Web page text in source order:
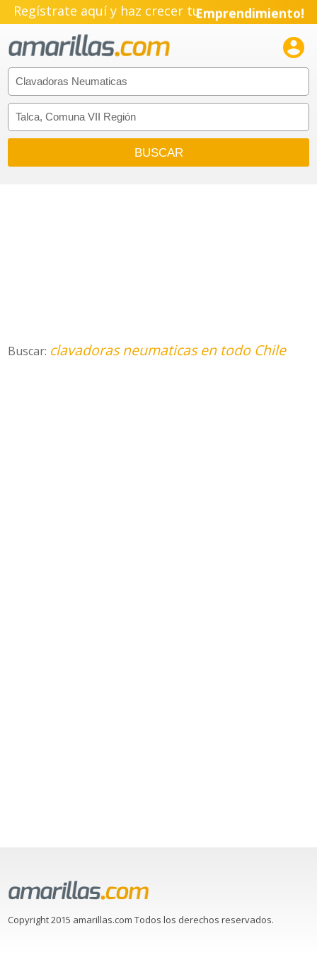
Regístrate aquí y haz crecer tuEmprendimiento!

Buscar: clavadoras neumaticas en todo Chile
Copyright 2015 amarillas.com Todos los derechos reservados.